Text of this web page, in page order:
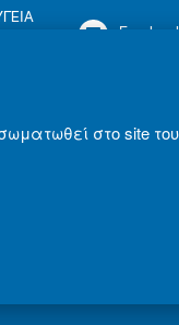
Facebook
Youtube
στο site